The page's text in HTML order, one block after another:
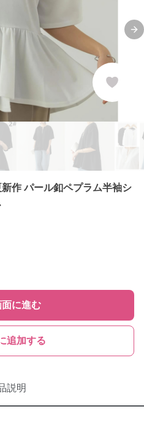
作 パール釦ペプラム半袖シ
に進む
追加する
説明